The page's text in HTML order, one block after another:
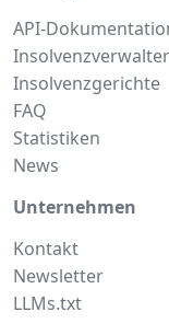
API-
Insolvenzgerichte
FAQ
Statistiken
News
Unternehmen
Kontakt
Newsletter
LLMs.txt